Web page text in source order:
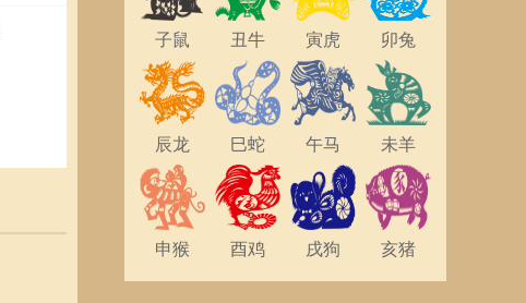
子鼠 丑牛 寅虎 卯兔
辰龙 巳蛇 午马 未羊
申猴 酉鸡 戌狗 亥猪